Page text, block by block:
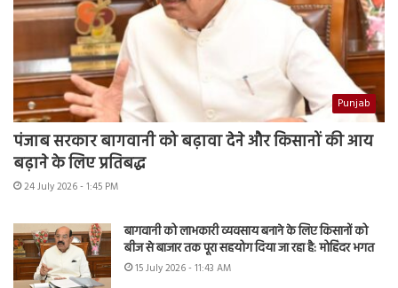
Punjab
पंजाब सरकार बागवानी को बढ़ावा देने और किसानों की आय
बढ़ाने के लिए प्रतिबद्ध
24 July 2026 - 1:45 PM
बागवानी को लाभकारी व्यवसाय बनाने के लिए किसानों को
बीज से बाजार तक पूरा सहयोग दिया जा रहा है: मोहिंदर भगत
15 July 2026 - 11:43 AM